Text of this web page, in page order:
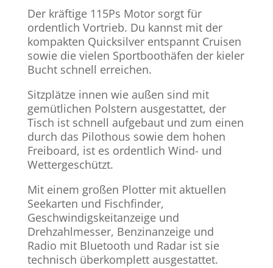
Der kräftige 115Ps Motor sorgt für
ordentlich Vortrieb. Du kannst mit der
kompakten Quicksilver entspannt Cruisen
sowie die vielen Sportboothäfen der kieler
Bucht schnell erreichen.
Sitzplätze innen wie außen sind mit
gemütlichen Polstern ausgestattet, der
Tisch ist schnell aufgebaut und zum einen
durch das Pilothous sowie dem hohen
Freiboard, ist es ordentlich Wind- und
Wettergeschützt.
Mit einem großen Plotter mit aktuellen
Seekarten und Fischfinder,
Geschwindigskeitanzeige und
Drehzahlmesser, Benzinanzeige und
Radio mit Bluetooth und Radar ist sie
technisch überkomplett ausgestattet.